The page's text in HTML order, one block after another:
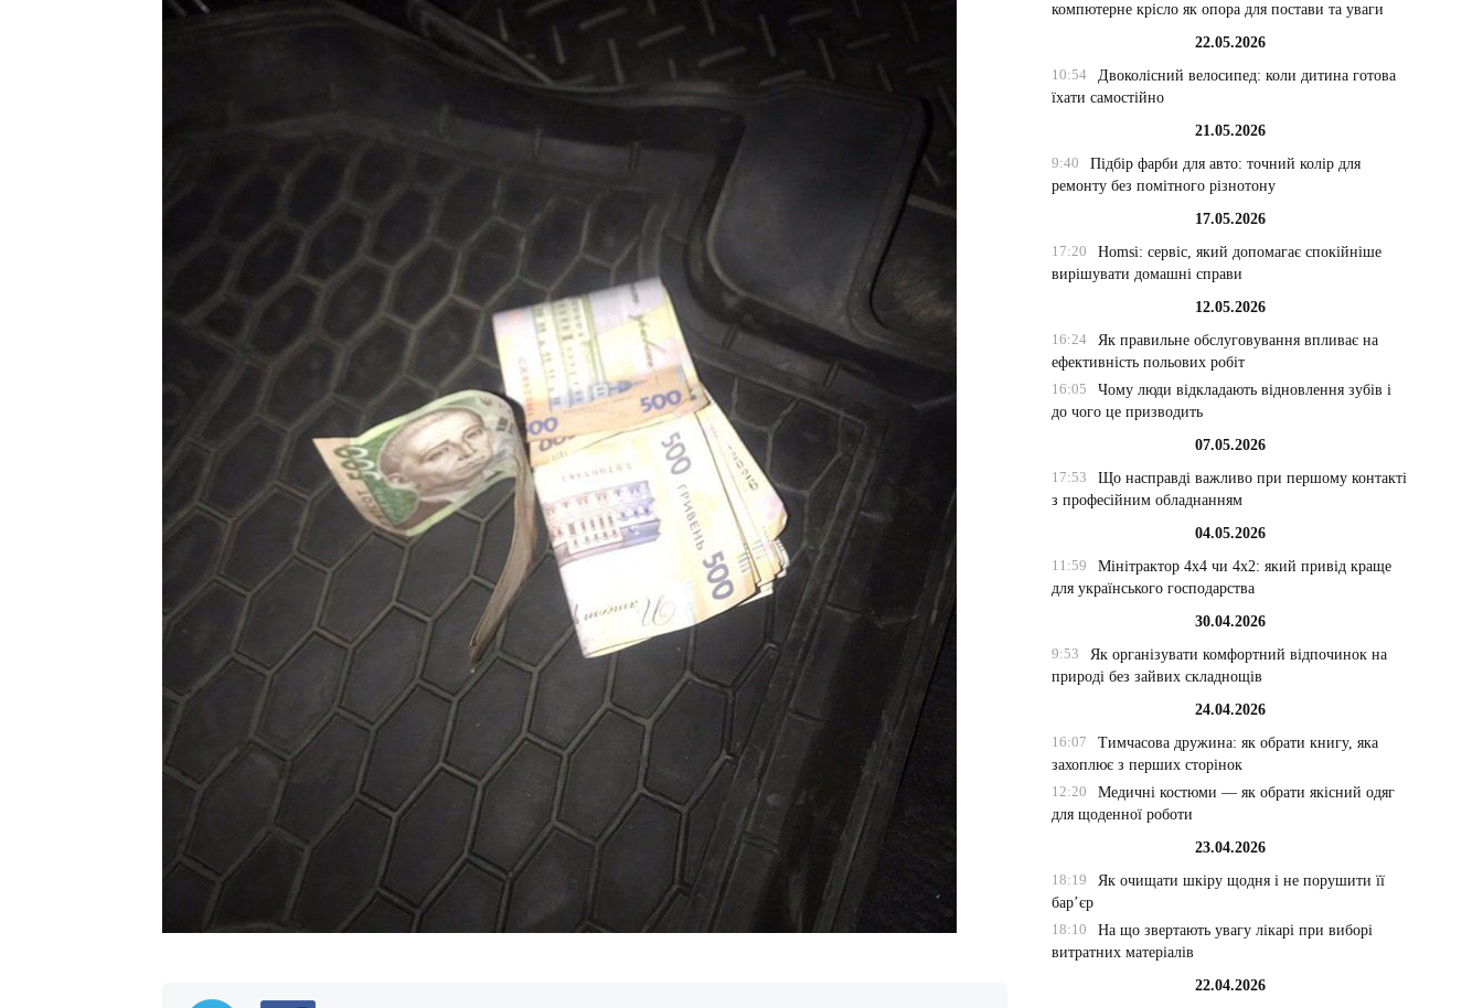
компютерне крісло як опора для постави та уваги
22.05.2026
10:54
Двоколісний велосипед: коли дитина готова
їхати самостійно
21.05.2026
9:40
Підбір фарби для авто: точний колір для
ремонту без помітного різнотону
17.05.2026
17:20
Homsi: сервіс, який допомагає спокійніше
вирішувати домашні справи
12.05.2026
16:24
Як правильне обслуговування впливає на
ефективність польових робіт
16:05
Чому люди відкладають відновлення зубів і
до чого це призводить
07.05.2026
17:53
Що насправді важливо при першому контакті
з професійним обладнанням
04.05.2026
11:59
Мінітрактор 4х4 чи 4х2: який привід краще
для українського господарства
30.04.2026
9:53
Як організувати комфортний відпочинок на
природі без зайвих складнощів
24.04.2026
16:07
Тимчасова дружина: як обрати книгу, яка
захоплює з перших сторінок
12:20
Медичні костюми — як обрати якісний одяг
для щоденної роботи
23.04.2026
18:19
Як очищати шкіру щодня і не порушити її
бар’єр
18:10
На що звертають увагу лікарі при виборі
витратних матеріалів
22.04.2026